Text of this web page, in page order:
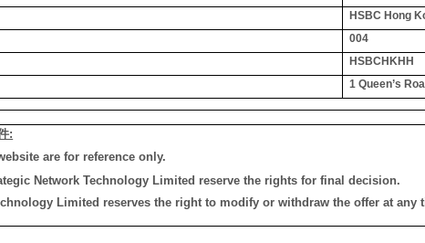
HSBC Hong
004
HSBCHKHH
1 Queen’s
:
are for reference only.
Network Technology Limited reserve the rights for final decision.
Limited reserves the right to modify or withdraw the offer at any